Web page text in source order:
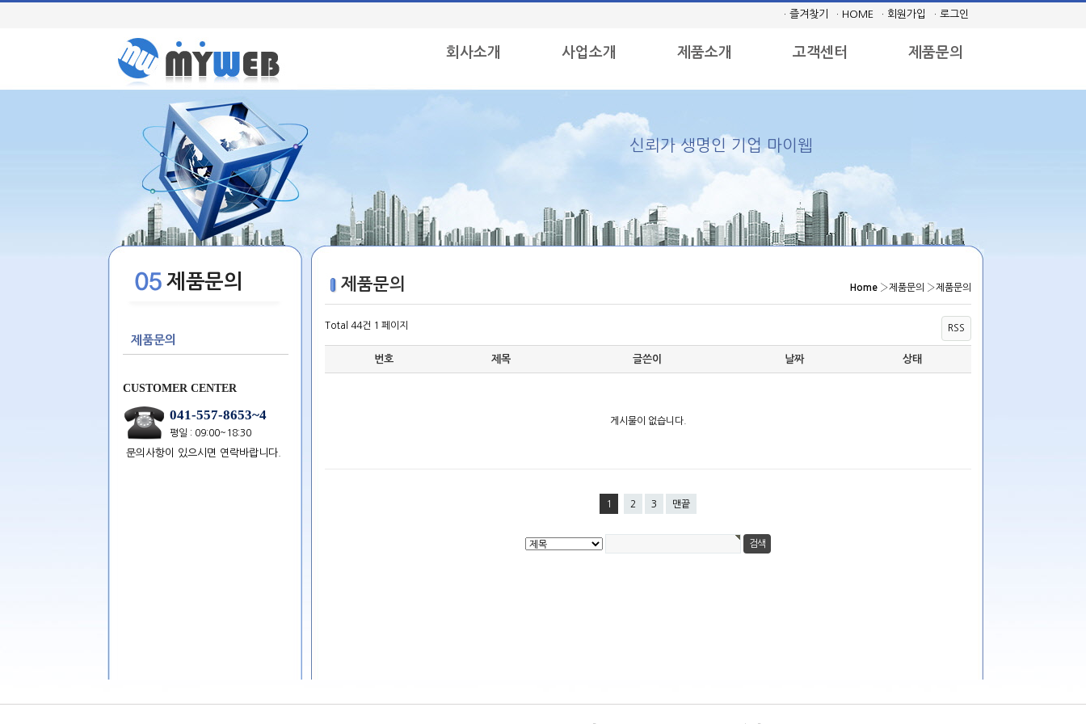
· 로그인
· 회원가입
· HOME
· 즐겨찾기
회사소개 사업소개 제품소개 고객센터 제품문의
신뢰가 생명인 기업 마이웹
제품문의
제품문의
CUSTOMER CENTER
041-557-8653~4
평일 : 09:00~18:30
문의사항이 있으시면 연락바랍니다.
제품문의 Home ›제품문의 ›제품문의
Total 44건 1 페이지 RSS
번호 제목 글쓴이 날짜 상태
게시물이 없습니다.
1 2 3 맨끝